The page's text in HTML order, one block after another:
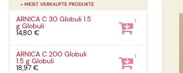
» MEIST VERKAUFTE PRODUKTE
ARNICA C 30 Globuli1.5
gGlobuli
14,80 €
1
ARNICA C 200 Globuli
1.5 gGlobuli
18,97 €
1